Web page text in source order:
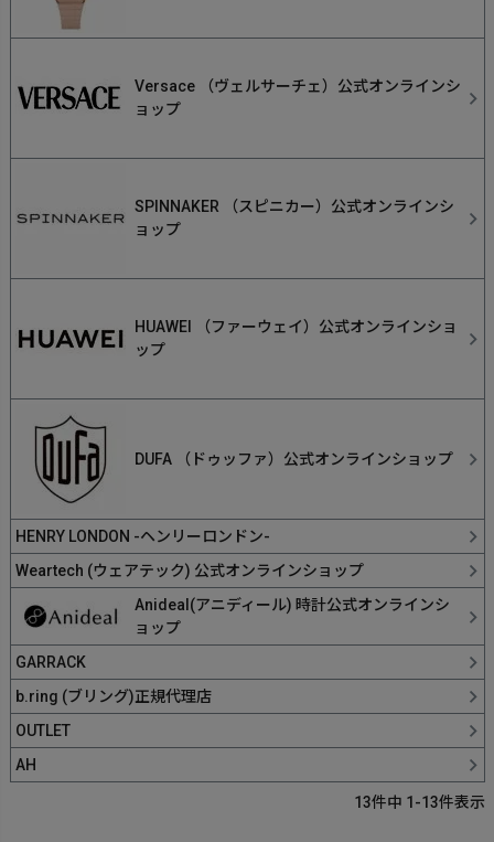
Versace （ヴェルサーチェ）公式オンラインシ
ョップ
SPINNAKER （スピニカー）公式オンラインシ
ョップ
HUAWEI （ファーウェイ）公式オンラインショ
ップ
DUFA （ドゥッファ）公式オンラインショップ
HENRY LONDON -ヘンリーロンドン-
Weartech (ウェアテック) 公式オンラインショップ
Anideal(アニディール) 時計公式オンラインシ
ョップ
GARRACK
b.ring (ブリング)正規代理店
OUTLET
AH
13件中 1 -13件表示